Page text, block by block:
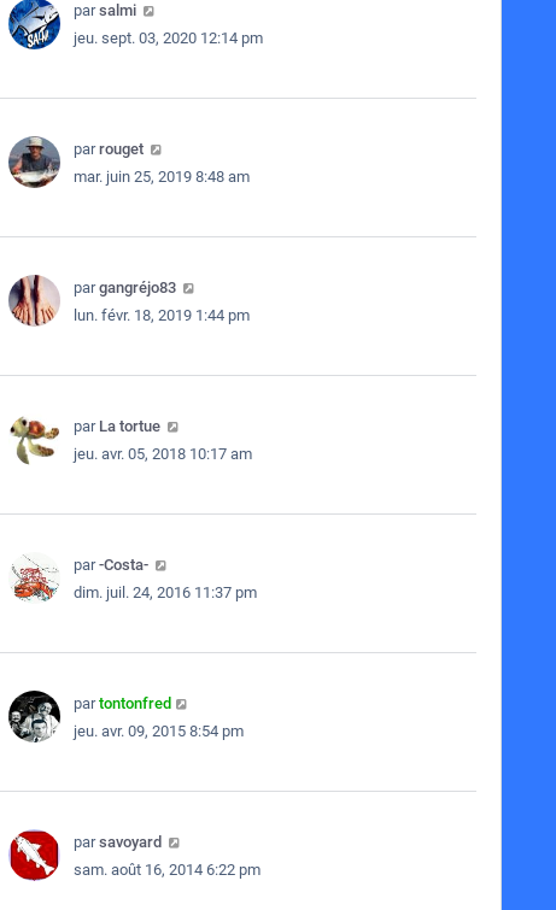
parsalmi
jeu. sept. 03, 2020 12:14 pm
parrouget
mar. juin 25, 2019 8:48 am
pargangréjo83
lun. févr. 18, 2019 1:44 pm
par La tortue
jeu. avr. 05, 2018 10:17 am
par-Costa-
dim. juil. 24, 2016 11:37 pm
partontonfred
jeu. avr. 09, 2015 8:54 pm
parsavoyard
sam. août 16, 2014 6:22 pm